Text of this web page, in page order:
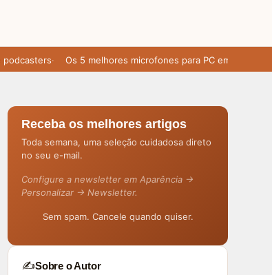
Os 5 melhores microfones para PC em 2025: áudio
Receba os melhores artigos
Toda semana, uma seleção cuidadosa direto
no seu e-mail.
Configure a newsletter em Aparência →
Personalizar → Newsletter.
Sem spam. Cancele quando quiser.
✍️Sobre o Autor